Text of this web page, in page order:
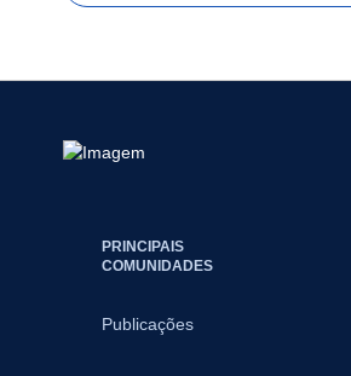
PRINCIPAIS
COMUNIDADES
Publicações